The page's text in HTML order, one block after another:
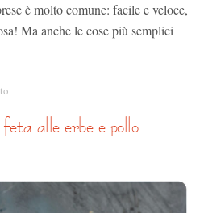
è molto comune: facile e veloce,
Ma anche le cose più semplici